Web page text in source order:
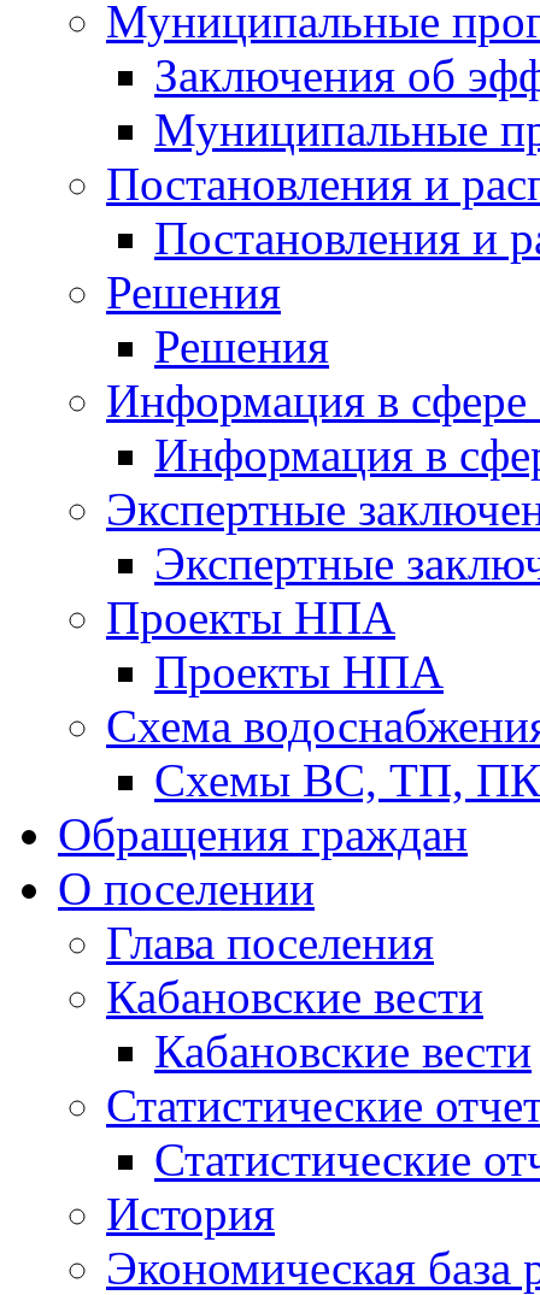
Муниципальные
Заключения об
Муниципальные
Постановления и
Постановления и
Решения
Решения
Информация в сфере
Информация в
Экспертные
Экспертные
Проекты НПА
Проекты НПА
Схема
Схемы ВС, ТП,
Обращения граждан
О поселении
Глава поселения
Кабановские вести
Кабановские вести
Статистические
Статистические
История
Экономическая база